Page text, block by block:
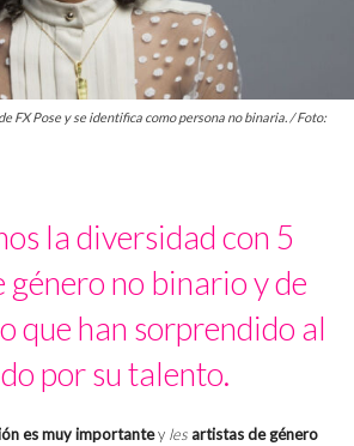
FX Pose y se identifica como persona no binaria. / Foto:
la diversidad con 5
género no binario y de
que han sorprendido al
por su talento.
es muy importantey les artistas de género